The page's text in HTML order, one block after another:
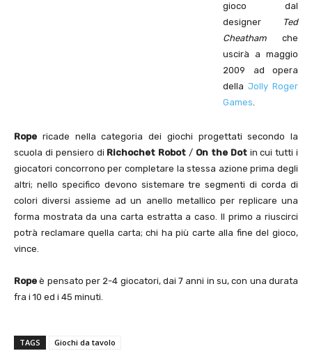
gioco dal
designer
Ted
Cheatham che
uscirà a maggio
2009 ad opera
della Jolly Roger
Games.
Rope ricade nella categoria dei giochi progettati secondo la
scuola di pensiero di Richochet Robot / On the Dotin cui tutti i
giocatori concorrono per completare la stessa azione prima degli
altri; nello specifico devono sistemare tre segmenti di corda di
colori diversi assieme ad un anello metallico per replicare una
forma mostrata da una carta estratta a caso. Il primo a riuscirci
potrà reclamare quella carta; chi ha più carte alla fine del gioco,
vince.
Rope è pensato per 2-4 giocatori, dai 7 anni in su, con una durata
fra i 10 ed i 45 minuti.
TAGS Giochi da tavolo